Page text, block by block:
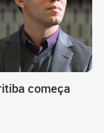
começa